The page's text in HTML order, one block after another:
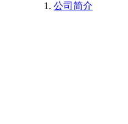
公司简介